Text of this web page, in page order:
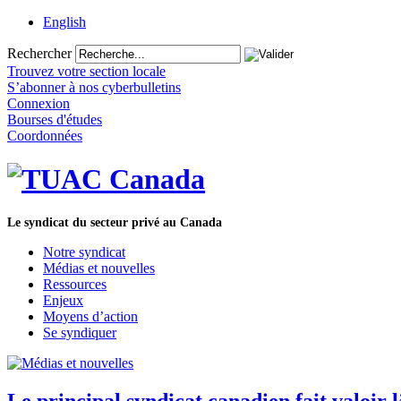
English
Rechercher
Trouvez votre section locale
S’abonner à nos cyberbulletins
Connexion
Bourses d'études
Coordonnées
Le syndicat du secteur privé au Canada
Notre syndicat
Médias et nouvelles
Ressources
Enjeux
Moyens d’action
Se syndiquer